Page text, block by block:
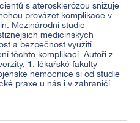
s aterosklerózou snižuje
provázet komplikace v
Mezinárodní studie
medicínských
a bezpečnost využití
těchto komplikací. Autoři z
1. lékařské fakulty
nemocnice si od studie
praxe u nás i v zahraničí.